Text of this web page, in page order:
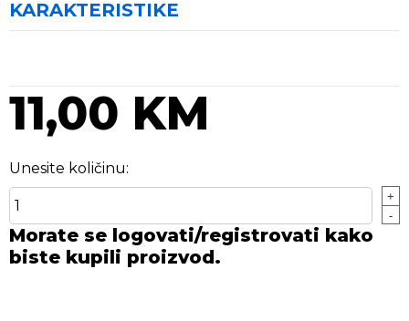
KARAKTERISTIKE
11,00 KM
Unesite količinu:
+
-
Morate se logovati/registrovati kako
biste kupili proizvod.